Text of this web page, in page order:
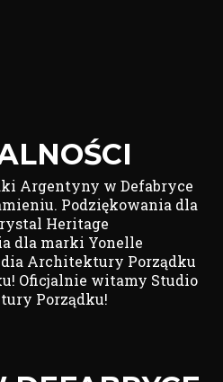
Argentyny w Defabryce
Podziękowania dla
Heritage
dla marki Yonelle
Architektury Porządku
Oficjalnie witamy Studio
Porządku!